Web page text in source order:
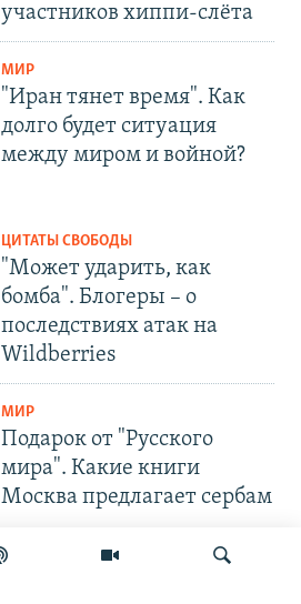
участников хиппи-слёта
МИР
"Иран тянет время". Как
долго будет ситуация
между миром и войной?
ЦИТАТЫ СВОБОДЫ
"Может ударить, как
бомба". Блогеры – о
последствиях атак на
Wildberries
МИР
Подарок от "Русского
мира". Какие книги
Москва предлагает сербам